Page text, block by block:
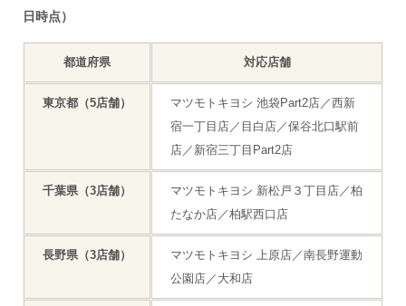
日時点）
都道府県 対応店舗
東京都（5店舗）
マツモトキヨシ 池袋Part2店／西新
宿一丁目店／目白店／保谷北口駅前
店／新宿三丁目Part2店
千葉県（3店舗）
マツモトキヨシ 新松戸３丁目店／柏
たなか店／柏駅西口店
長野県（3店舗）
マツモトキヨシ 上原店／南長野運動
公園店／大和店